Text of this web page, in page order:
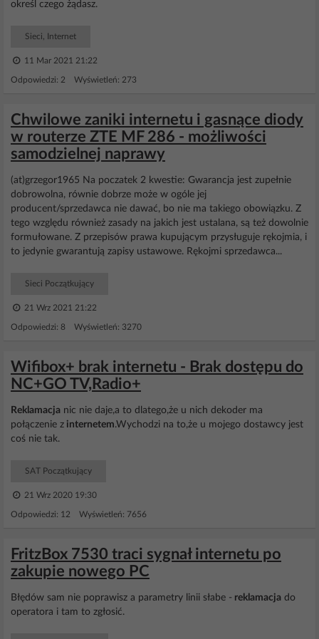
określ czego żądasz.
Sieci, Internet
11 Mar 2021 21:22
Odpowiedzi: 2 Wyświetleń: 273
Chwilowe zaniki internetu i gasnące diody
w routerze ZTE MF 286 - możliwości
samodzielnej naprawy
(at)grzegor1965 Na poczatek 2 kwestie: Gwarancja jest zupełnie
dobrowolna, równie dobrze może w ogóle jej
producent/sprzedawca nie dawać, bo nie ma takiego obowiązku. Z
tego względu również zasady na jakich jest ustalana, są też dowolnie
formułowane. Z przepisów prawa kupującym przysługuje rękojmia, i
to jedynie gwarantują zapisy ustawowe. Rękojmi sprzedawca...
Sieci Początkujący
21 Wrz 2021 21:22
Odpowiedzi: 8 Wyświetleń: 3270
Wifibox+ brak internetu - Brak dostępu do
NC+GO TV,Radio+
Reklamacja nic nie daje,a to dlatego,że u nich dekoder ma
połączenie z internetem.Wychodzi na to,że u mojego dostawcy jest
coś nie tak.
SAT Początkujący
21 Wrz 2020 19:30
Odpowiedzi: 12 Wyświetleń: 7656
FritzBox 7530 traci sygnał internetu po
zakupie nowego PC
Błędów sam nie poprawisz a parametry linii słabe - reklamacja do
operatora i tam to zgłosić.